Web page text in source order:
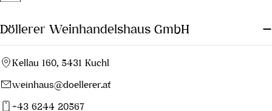
Döllerer Weinhandelshaus GmbH
Kellau 160, 5431 Kuchl
weinhaus@doellerer.at
+43 6244 20567